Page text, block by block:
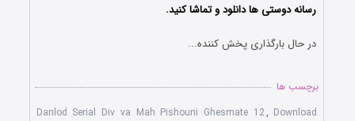
رسانه دوستی ها دانلود و تماشا کنید.
در حال بارگذاری پخش کننده...
برچسب ها
Danlod Serial Div va Mah Pishouni Ghesmate 12, Download